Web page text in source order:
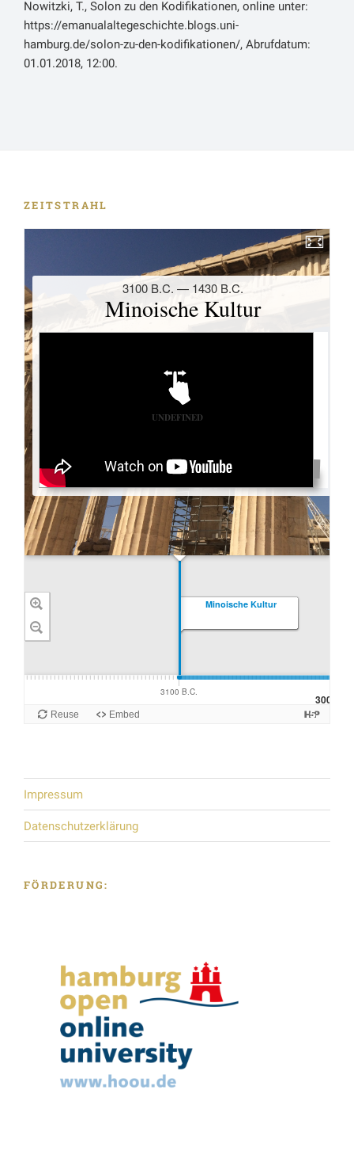
Nowitzki, T., Solon zu den Kodifikationen, online unter:
https://emanualaltegeschichte.blogs.uni-
hamburg.de/solon-zu-den-kodifikationen/, Abrufdatum:
01.01.2018, 12:00.
ZEITSTRAHL
Impressum
Datenschutzerklärung
FÖRDERUNG: